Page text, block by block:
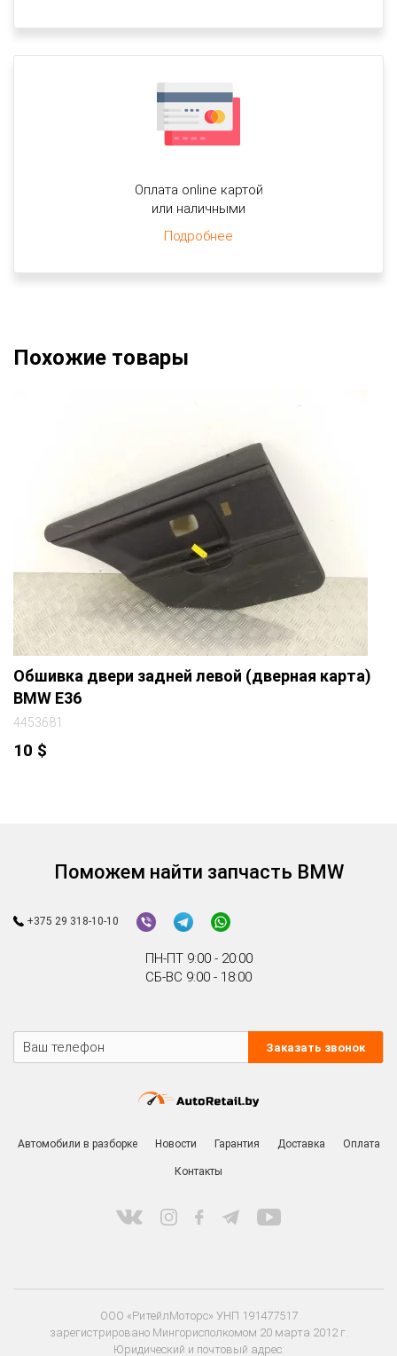
Оплата online картой
или наличными
Подробнее
Похожие товары
Обшивка двери задней левой (дверная карта)
BMW E36
4453681
10 $
Поможем найти запчасть BMW
+375 29 318-10-10
ПН-ПТ 9:00 - 20:00
СБ-ВС 9:00 - 18:00
Заказать звонок
Автомобили в разборке Новости Гарантия Доставка Оплата
Контакты
ООО «РитейлМоторс» УНП 191477517
зарегистрировано Мингорисполкомом 20 марта 2012 г.
Юридический и почтовый адрес: